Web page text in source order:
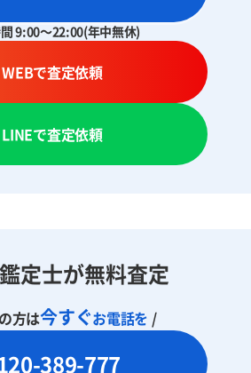
9:00～22:00(年中無休)
WEBで査定依頼
LINEで査定依頼
定士が無料査定
方は今すぐお電話を /
389-777